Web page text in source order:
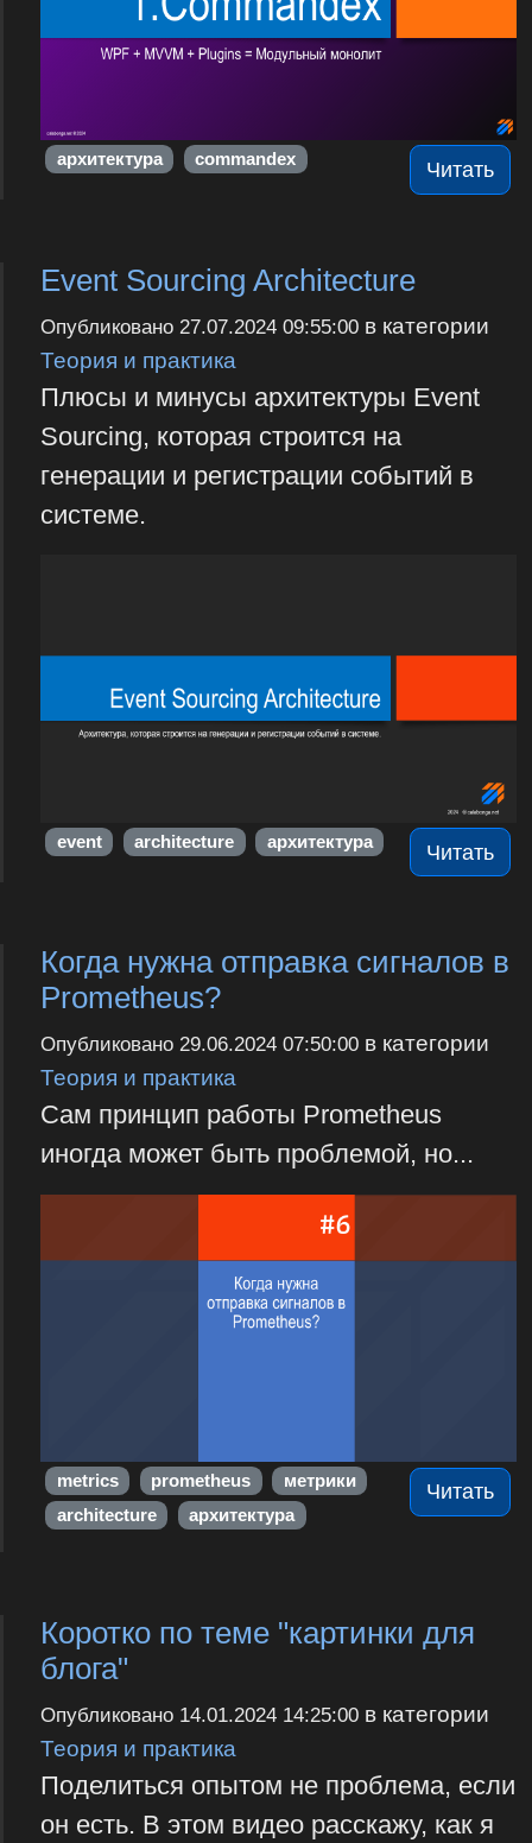
Читать
архитектура commandex
Event Sourcing Architecture
Опубликовано 27.07.2024 09:55:00в категории
Теория и практика
Плюсы и минусы архитектуры Event
Sourcing, которая строится на
генерации и регистрации событий в
системе.
Читать
event architecture архитектура
Когда нужна отправка сигналов в
Prometheus?
Опубликовано 29.06.2024 07:50:00в категории
Теория и практика
Сам принцип работы Prometheus
иногда может быть проблемой, но...
Читать
metrics prometheus
метрики
architecture
архитектура
Коротко по теме "картинки для
блога"
Опубликовано 14.01.2024 14:25:00в категории
Теория и практика
Поделиться опытом не проблема, если
он есть. В этом видео расскажу, как я